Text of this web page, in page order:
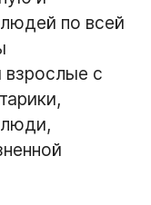
по всей
с